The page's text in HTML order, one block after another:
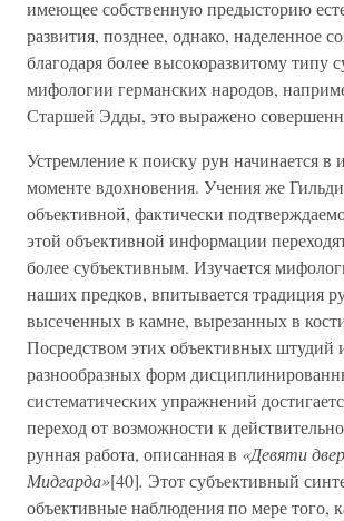
имеющее собственную предысторию
развития, позднее, однако, наделенное
благодаря более высокоразвитому типу
мифологии германских народов,
Старшей Эдды, это выражено
Устремление к поиску рун начинается в
моменте вдохновения. Учения же
объективной, фактически
этой объективной информации
более субъективным. Изучается
наших предков, впитывается традиция
высеченных в камне, вырезанных в
Посредством этих объективных
разнообразных форм
систематических упражнений
переход от возможности к
рунная работа, описанная в «Девяти
Мидгарда»[40]. Этот субъективный
объективные наблюдения по мере того,